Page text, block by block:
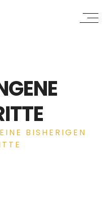
BISHERIGEN